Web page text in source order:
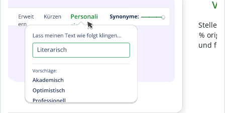
Stelle mit der Plagiatsprüfung sicher, dass dein Text zu 100
% original ist. Analysiere deine Arbeit in Sekundenschnelle
und finde fehlende Quellenangaben in über 100 Sprachen.